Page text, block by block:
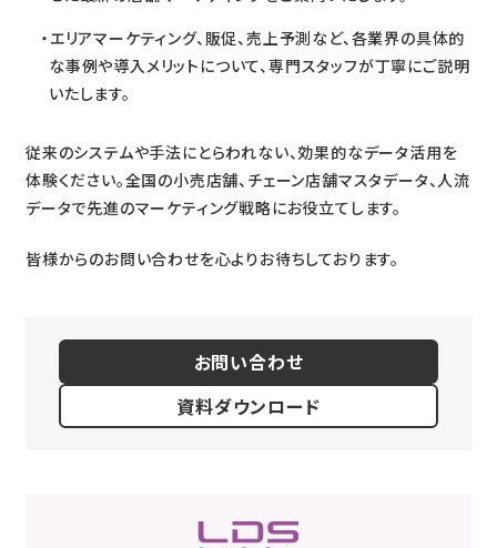
エリアマーケティング、販促、売上予測など、各業界の具体的
な事例や導入メリットについて、専門スタッフが丁寧にご説明
いたします。
従来のシステムや手法にとらわれない、効果的なデータ活用を
体験ください。全国の小売店舗、チェーン店舗マスタデータ、人流
データで先進のマーケティング戦略にお役立てします。
皆様からのお問い合わせを心よりお待ちしております。
お問い合わせ
資料ダウンロード